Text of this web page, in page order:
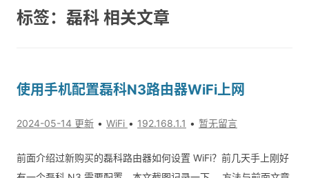
标签：磊科 相关文章
使用手机配置磊科N3路由器WiFi上网
2024-05-14 更新 WiFi 192.168.1.1 暂无留言
前面介绍过新购买的磊科路由器如何设置 WiFi？前几天手上刚好